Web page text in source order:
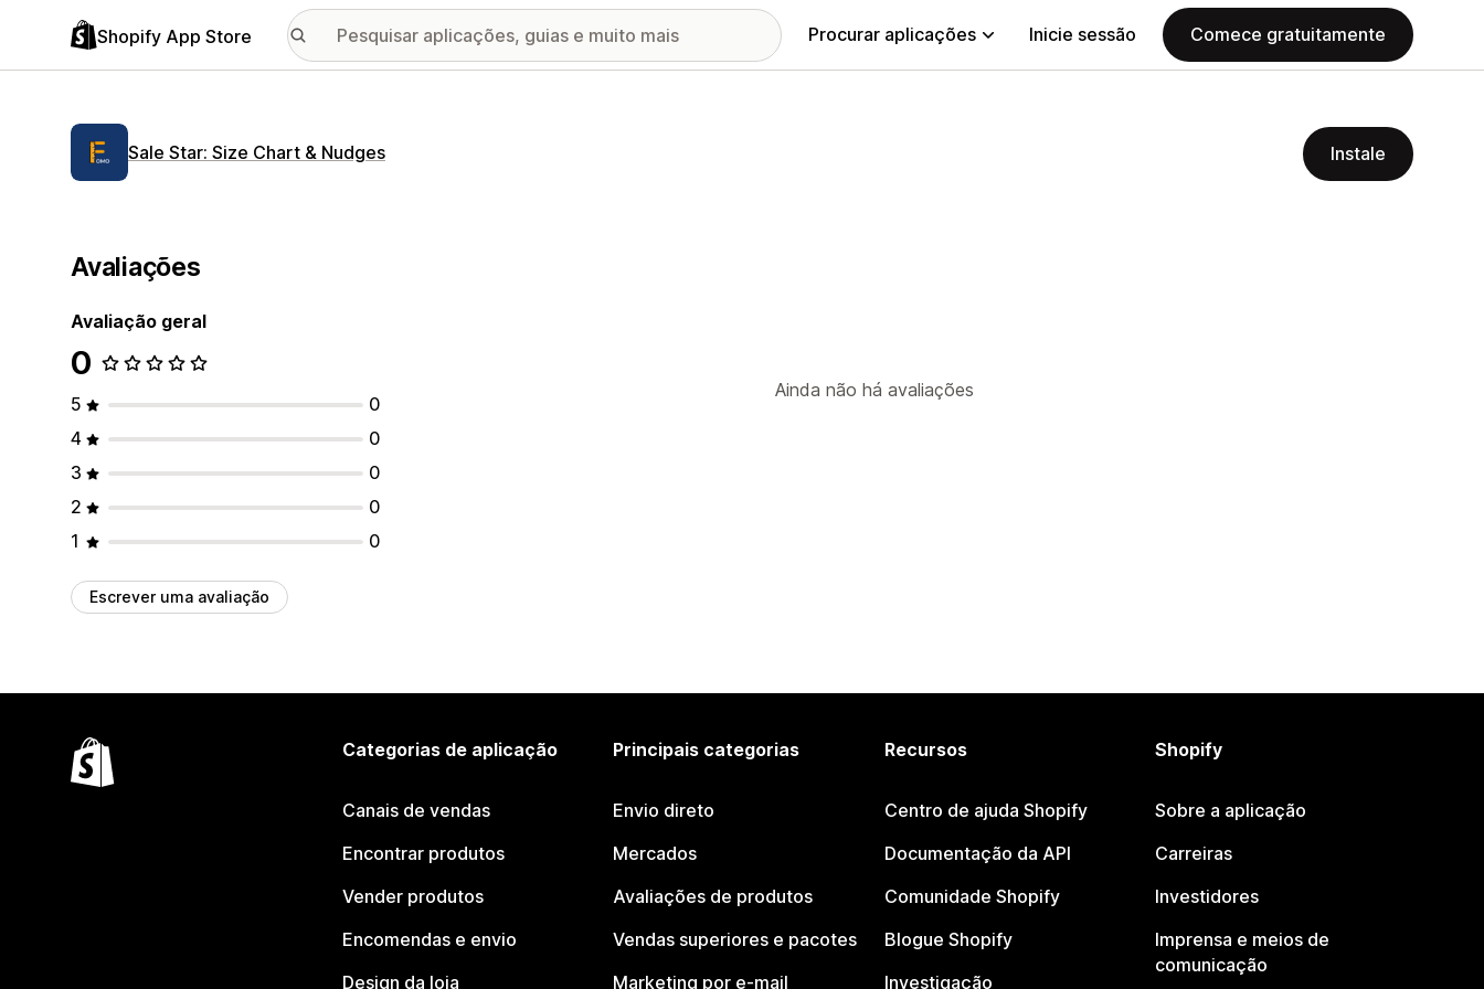
Shopify App Store Procurar aplicações Inicie sessão Comece gratuitamente
Sale Star: Size Chart & Nudges Instale
Avaliações
Avaliação geral
0
5
0
4
0
3
0
2
0
1
0
Escrever uma avaliação
Ainda não há avaliações
Categorias de aplicação
Canais de vendas
Encontrar produtos
Vender produtos
Encomendas e envio
Design da loja
Principais categorias
Envio direto
Mercados
Avaliações de produtos
Vendas superiores e pacotes
Marketing por e-mail
Recursos
Centro de ajuda Shopify
Documentação da API
Comunidade Shopify
Blogue Shopify
Investigação
Shopify
Sobre a aplicação
Carreiras
Investidores
Imprensa e meios de
comunicação